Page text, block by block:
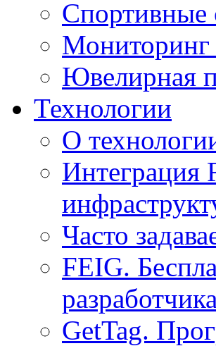
Спортивные
Мониторинг
Ювелирная
Технологии
О
Интеграция
Часто
FEIG.
GetTag.